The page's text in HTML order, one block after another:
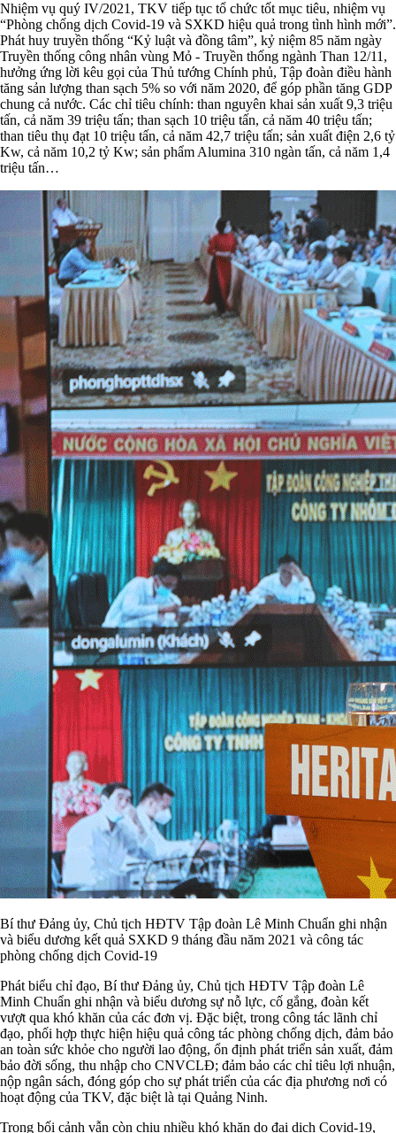
Nhiệm vụ quý IV/2021, TKV tiếp tục tổ chức tốt mục tiêu, nhiệm vụ
“Phòng chống dịch Covid-19 và SXKD hiệu quả trong tình hình mới”.
Phát huy truyền thống “Kỷ luật và đồng tâm”, kỷ niệm 85 năm ngày
Truyền thống công nhân vùng Mỏ - Truyền thống ngành Than 12/11,
hưởng ứng lời kêu gọi của Thủ tướng Chính phủ, Tập đoàn điều hành
tăng sản lượng than sạch 5% so với năm 2020, để góp phần tăng GDP
chung cả nước. Các chỉ tiêu chính: than nguyên khai sản xuất 9,3 triệu
tấn, cả năm 39 triệu tấn; than sạch 10 triệu tấn, cả năm 40 triệu tấn;
than tiêu thụ đạt 10 triệu tấn, cả năm 42,7 triệu tấn; sản xuất điện 2,6 tỷ
Kw, cả năm 10,2 tỷ Kw; sản phẩm Alumina 310 ngàn tấn, cả năm 1,4
triệu tấn…
Bí thư Đảng ủy, Chủ tịch HĐTV Tập đoàn Lê Minh Chuẩn ghi nhận
và biểu dương kết quả SXKD 9 tháng đầu năm 2021 và công tác
phòng chống dịch Covid-19
Phát biểu chỉ đạo, Bí thư Đảng ủy, Chủ tịch HĐTV Tập đoàn Lê
Minh Chuẩn ghi nhận và biểu dương sự nỗ lực, cố gắng, đoàn kết
vượt qua khó khăn của các đơn vị. Đặc biệt, trong công tác lãnh chỉ
đạo, phối hợp thực hiện hiệu quả công tác phòng chống dịch, đảm bảo
an toàn sức khỏe cho người lao động, ổn định phát triển sản xuất, đảm
bảo đời sống, thu nhập cho CNVCLĐ; đảm bảo các chỉ tiêu lợi nhuận,
nộp ngân sách, đóng góp cho sự phát triển của các địa phương nơi có
hoạt động của TKV, đặc biệt là tại Quảng Ninh.
Trong bối cảnh vẫn còn chịu nhiều khó khăn do đại dịch Covid-19,